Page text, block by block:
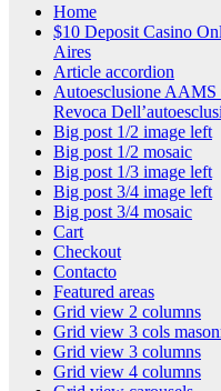
Home
$10 Deposit Casino
Aires
Article accordion
Autoesclusione
Revoca
Big post 1/2 image left
Big post 1/2 mosaic
Big post 1/3 image left
Big post 3/4 image left
Big post 3/4 mosaic
Cart
Checkout
Contacto
Featured areas
Grid view 2 columns
Grid view 3 cols
Grid view 3 columns
Grid view 4 columns